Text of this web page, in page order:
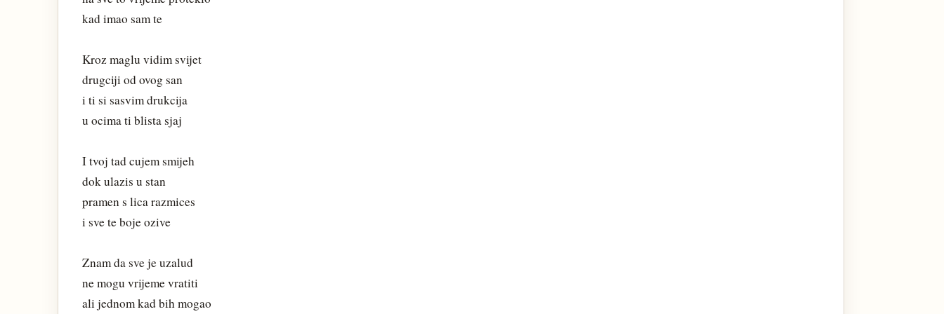
kad imao sam te
Kroz maglu vidim svijet
drugciji od ovog san
i ti si sasvim drukcija
u ocima ti blista sjaj
I tvoj tad cujem smijeh
dok ulazis u stan
pramen s lica razmices
i sve te boje ozive
Znam da sve je uzalud
ne mogu vrijeme vratiti
ali jednom kad bih mogao